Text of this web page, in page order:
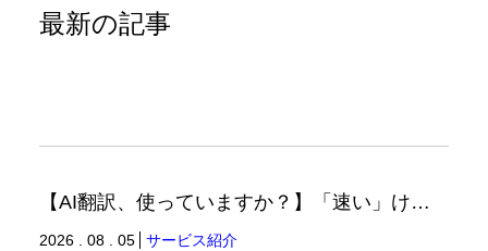
最新の記事
【AI翻訳、使っていますか？】「速い」けど「正しい」は別の話（翻訳ブログ）
2026 . 08 . 05 サービス紹介